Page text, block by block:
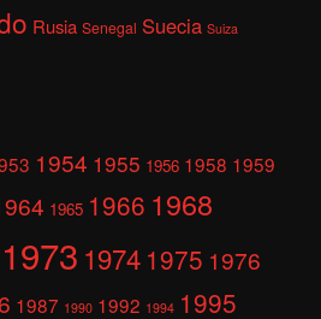
Rusia Senegal Suecia Suiza
1954 1955 1956 1958 1959
1965 1966 1968
1973 1974 1975 1976
1987 1990 1992 1994 1995